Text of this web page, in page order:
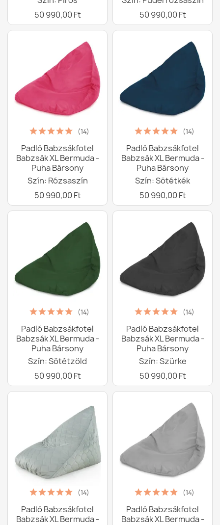
50 990,00 Ft
50 990,00 Ft
(14)
Padló Babzsákfotel
Babzsák XL Bermuda -
Puha Bársony
Szín: Rózsaszín
50 990,00 Ft
(14)
Padló Babzsákfotel
Babzsák XL Bermuda -
Puha Bársony
Szín: Sötétkék
50 990,00 Ft
(14)
Padló Babzsákfotel
Babzsák XL Bermuda -
Puha Bársony
Szín: Sötétzöld
50 990,00 Ft
(14)
Padló Babzsákfotel
Babzsák XL Bermuda -
Puha Bársony
Szín: Szürke
50 990,00 Ft
(14)
Padló Babzsákfotel
Babzsák XL Bermuda -
(14)
Padló Babzsákfotel
Babzsák XL Bermuda -